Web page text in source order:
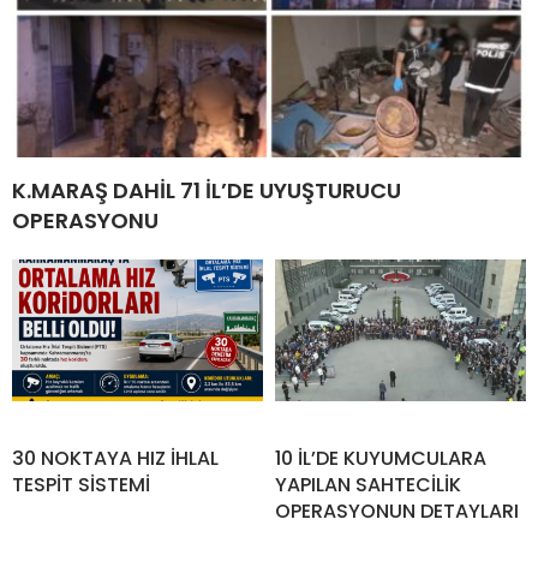
K.MARAŞ DAHİL 71 İL’DE UYUŞTURUCU
OPERASYONU
30 NOKTAYA HIZ İHLAL
TESPİT SİSTEMİ
10 İL’DE KUYUMCULARA
YAPILAN SAHTECİLİK
OPERASYONUN DETAYLARI